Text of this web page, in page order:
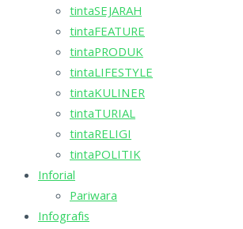
tintaSEJARAH
tintaFEATURE
tintaPRODUK
tintaLIFESTYLE
tintaKULINER
tintaTURIAL
tintaRELIGI
tintaPOLITIK
Inforial
Pariwara
Infografis